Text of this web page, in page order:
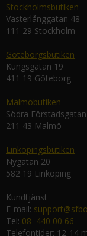
Stockholmsbutiken
Västerlånggatan 48
111 29 Stockholm
Göteborgsbutiken
Kungsgatan 19
411 19 Göteborg
Malmöbutiken
Södra
211 43 Malmö
Linköpingsbutiken
Nygatan 20
582 19 Linköping
Kundtjänst
E-mail:
Tel: 08–440 00 66
Telefontider: 12-14